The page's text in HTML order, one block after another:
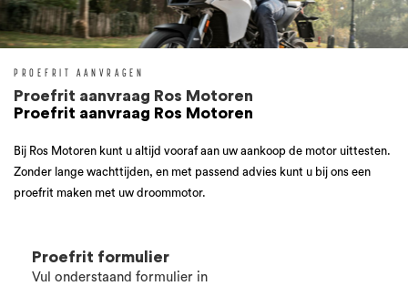
PROEFRIT AANVRAGEN
Proefrit aanvraag Ros Motoren
Proefrit aanvraag Ros Motoren
Bij Ros Motoren kunt u altijd vooraf aan uw aankoop de motor uittesten.
Zonder lange wachttijden, en met passend advies kunt u bij ons een
proefrit maken met uw droommotor.
Proefrit formulier
Vul onderstaand formulier in